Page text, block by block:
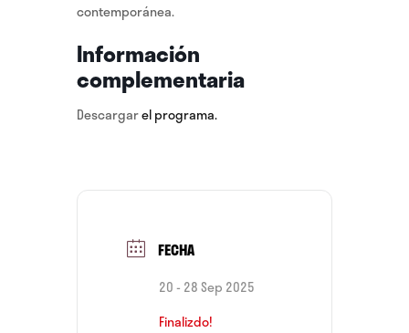
contemporánea.
Información
complementaria
Descargarel programa.
FECHA
20 - 28 Sep 2025
Finalizdo!